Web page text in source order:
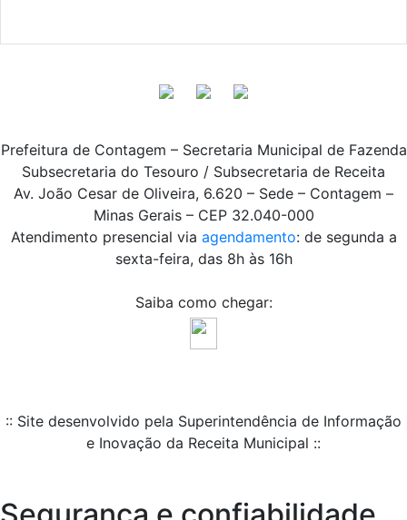
Prefeitura de Contagem – Secretaria Municipal de Fazenda
Subsecretaria do Tesouro / Subsecretaria de Receita
Av. João Cesar de Oliveira, 6.620 – Sede – Contagem –
Minas Gerais – CEP 32.040-000
Atendimento presencial via agendamento: de segunda a
sexta-feira, das 8h às 16h
Saiba como chegar:
:: Site desenvolvido pela Superintendência de Informação
e Inovação da Receita Municipal ::